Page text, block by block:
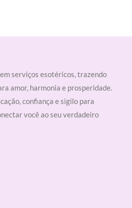
serviços esotéricos, trazendo
amor, harmonia e prosperidade.
confiança e sigilo para
você ao seu verdadeiro